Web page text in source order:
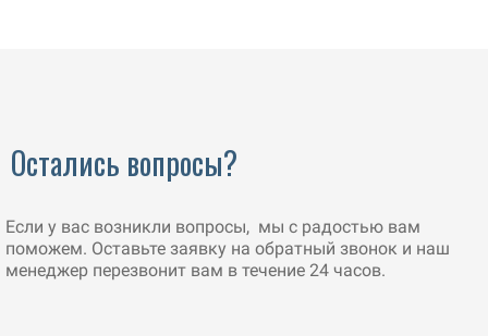
Остались вопросы?
Если у вас возникли вопросы, мы с радостью вам
поможем. Оставьте заявку на обратный звонок и наш
менеджер перезвонит вам в течение 24 часов.